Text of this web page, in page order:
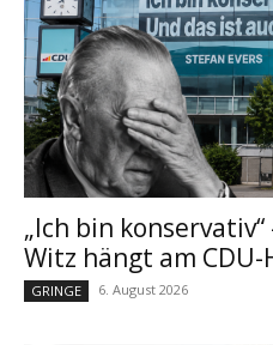
„Ich bin
Witz hängt am CDU-
GRINGE 6. August 2026